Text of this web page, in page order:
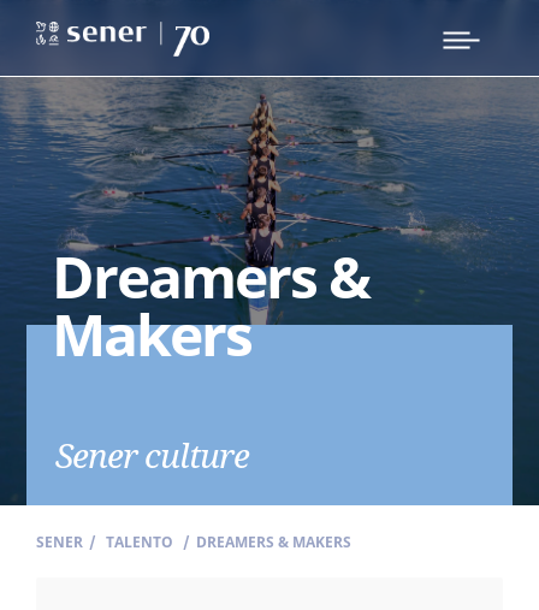
Dreamers &
Makers
Sener culture
SENER / TALENTO / DREAMERS & MAKERS